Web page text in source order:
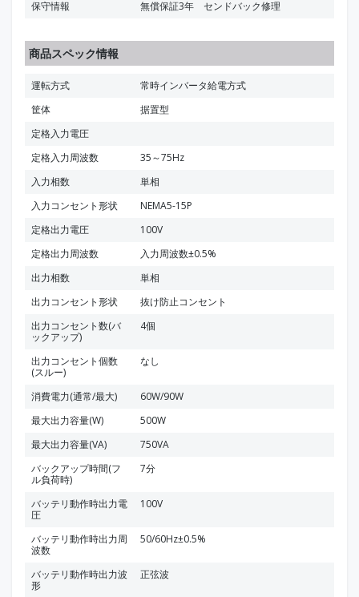
保守情報 無償保証3年 センドバック修理
商品スペック情報
運転方式
常時インバータ給電方式
筐体
据置型
定格入力電圧
定格入力周波数
35～75Hz
入力相数
単相
入力コンセント形状
NEMA5-15P
定格出力電圧
100V
定格出力周波数
入力周波数±0.5%
出力相数
単相
出力コンセント形状
抜け防止コンセント
出力コンセント数(バ
ックアップ)
4個
出力コンセント個数
(スルー)
なし
消費電力(通常/最大)
60W/90W
最大出力容量(W)
500W
最大出力容量(VA)
750VA
バックアップ時間(フ
ル負荷時)
7分
バッテリ動作時出力電
圧
100V
バッテリ動作時出力周
波数
50/60Hz±0.5%
バッテリ動作時出力波
形
正弦波